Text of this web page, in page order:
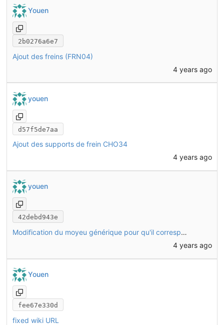
Youen
2b0276a6e7
Ajout des freins (FRN04)
4 years ago
youen
d57f5de7aa
Ajout des supports de frein CHO34
4 years ago
youen
42debd943e
Modification du moyeu générique pour qu'il corresponde mieux au moyeu réel
4 years ago
Youen
fee67e330d
fixed wiki URL